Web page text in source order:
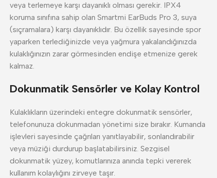
veya terlemeye karşı dayanıklı olması gerekir. IPX4
koruma sınıfına sahip olan Smartmi EarBuds Pro 3, suya
(sıçramalara) karşı dayanıklıdır. Bu özellik sayesinde spor
yaparken terlediğinizde veya yağmura yakalandığınızda
kulaklığınızın zarar görmesinden endişe etmenize gerek
kalmaz.
Dokunmatik Sensörler ve Kolay Kontrol
Kulaklıkların üzerindeki entegre dokunmatik sensörler,
telefonunuza dokunmadan yönetimi size bırakır. Kumanda
işlevleri sayesinde çağrıları yanıtlayabilir, sonlandırabilir
veya müziği durdurup başlatabilirsiniz. Sezgisel
dokunmatik yüzey, komutlarınıza anında tepki vererek
kullanım kolaylığını zirveye taşır.